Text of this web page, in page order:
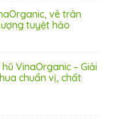
vê trân
tuyệt hảo
VinaOrganic – Giải
chuẩn vị, chất